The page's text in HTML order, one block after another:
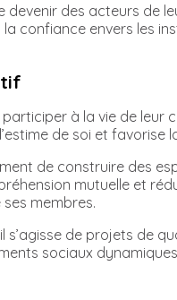
des acteurs de
confiance envers les
à la vie de
de soi et favorise
de construire des
mutuelle et
membres.
s’agisse de projets de
sociaux